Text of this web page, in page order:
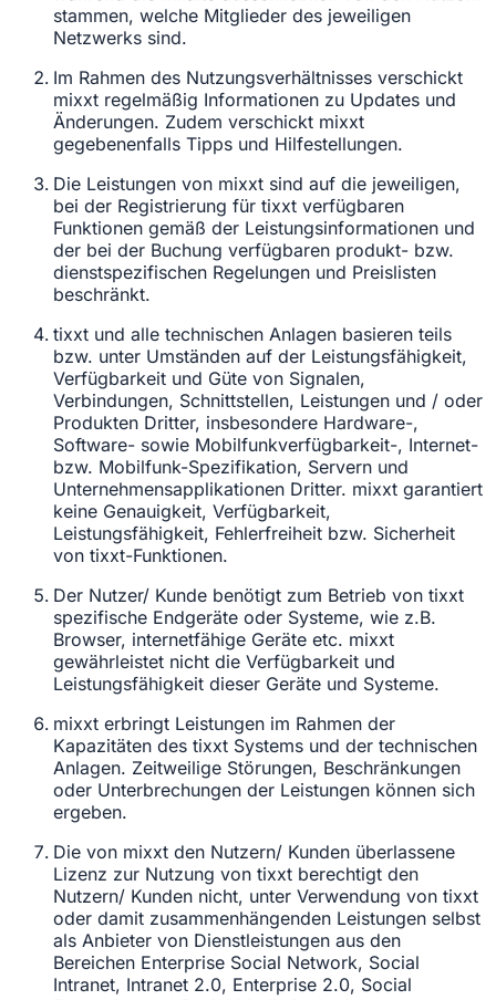
stammen, welche Mitglieder des jeweiligen
Netzwerks sind.
Im Rahmen des Nutzungsverhältnisses verschickt
mixxt regelmäßig Informationen zu Updates und
Änderungen. Zudem verschickt mixxt
gegebenenfalls Tipps und Hilfestellungen.
Die Leistungen von mixxt sind auf die jeweiligen,
bei der Registrierung für tixxt verfügbaren
Funktionen gemäß der Leistungsinformationen und
der bei der Buchung verfügbaren produkt- bzw.
dienstspezifischen Regelungen und Preislisten
beschränkt.
tixxt und alle technischen Anlagen basieren teils
bzw. unter Umständen auf der Leistungsfähigkeit,
Verfügbarkeit und Güte von Signalen,
Verbindungen, Schnittstellen, Leistungen und / oder
Produkten Dritter, insbesondere Hardware-,
Software- sowie Mobilfunkverfügbarkeit-, Internet-
bzw. Mobilfunk-Spezifikation, Servern und
Unternehmensapplikationen Dritter. mixxt garantiert
keine Genauigkeit, Verfügbarkeit,
Leistungsfähigkeit, Fehlerfreiheit bzw. Sicherheit
von tixxt-Funktionen.
Der Nutzer/ Kunde benötigt zum Betrieb von tixxt
spezifische Endgeräte oder Systeme, wie z.B.
Browser, internetfähige Geräte etc. mixxt
gewährleistet nicht die Verfügbarkeit und
Leistungsfähigkeit dieser Geräte und Systeme.
mixxt erbringt Leistungen im Rahmen der
Kapazitäten des tixxt Systems und der technischen
Anlagen. Zeitweilige Störungen, Beschränkungen
oder Unterbrechungen der Leistungen können sich
ergeben.
Die von mixxt den Nutzern/ Kunden überlassene
Lizenz zur Nutzung von tixxt berechtigt den
Nutzern/ Kunden nicht, unter Verwendung von tixxt
oder damit zusammenhängenden Leistungen selbst
als Anbieter von Dienstleistungen aus den
Bereichen Enterprise Social Network, Social
Intranet, Intranet 2.0, Enterprise 2.0, Social